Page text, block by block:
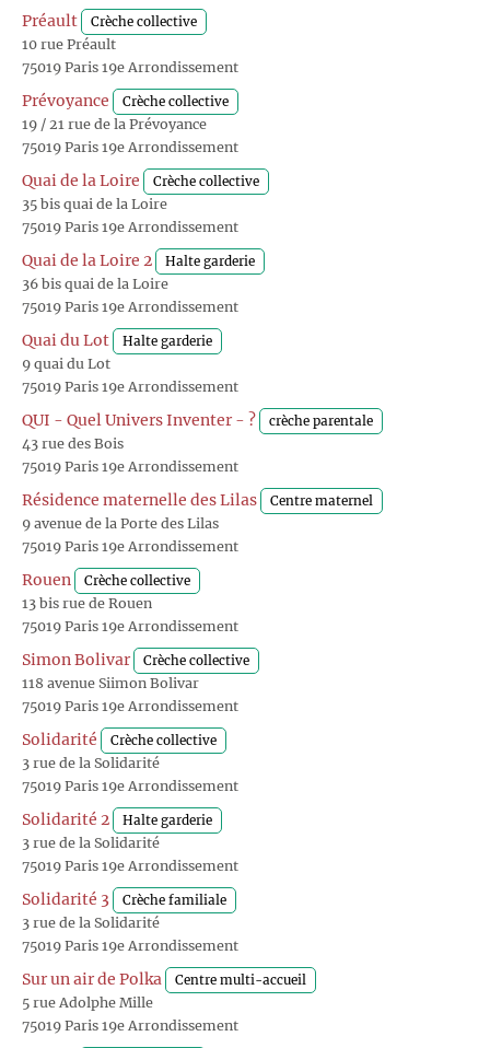
Préault Crèche collective
10 rue Préault
75019 Paris 19e Arrondissement
Prévoyance Crèche collective
19 / 21 rue de la Prévoyance
75019 Paris 19e Arrondissement
Quai de la Loire Crèche collective
35 bis quai de la Loire
75019 Paris 19e Arrondissement
Quai de la Loire 2 Halte garderie
36 bis quai de la Loire
75019 Paris 19e Arrondissement
Quai du Lot Halte garderie
9 quai du Lot
75019 Paris 19e Arrondissement
QUI - Quel Univers Inventer - ? crèche parentale
43 rue des Bois
75019 Paris 19e Arrondissement
Résidence maternelle des Lilas Centre maternel
9 avenue de la Porte des Lilas
75019 Paris 19e Arrondissement
Rouen Crèche collective
13 bis rue de Rouen
75019 Paris 19e Arrondissement
Simon Bolivar Crèche collective
118 avenue Siimon Bolivar
75019 Paris 19e Arrondissement
Solidarité Crèche collective
3 rue de la Solidarité
75019 Paris 19e Arrondissement
Solidarité 2 Halte garderie
3 rue de la Solidarité
75019 Paris 19e Arrondissement
Solidarité 3 Crèche familiale
3 rue de la Solidarité
75019 Paris 19e Arrondissement
Sur un air de Polka Centre multi-accueil
5 rue Adolphe Mille
75019 Paris 19e Arrondissement